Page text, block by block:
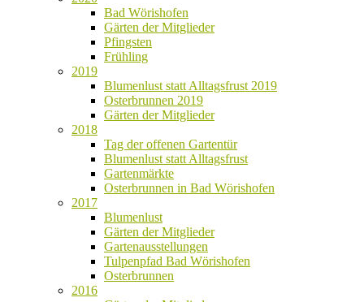
Bad Wörishofen
Gärten der Mitglieder
Pfingsten
Frühling
2019
Blumenlust statt Alltagsfrust 2019
Osterbrunnen 2019
Gärten der Mitglieder
2018
Tag der offenen Gartentür
Blumenlust statt Alltagsfrust
Gartenmärkte
Osterbrunnen in Bad Wörishofen
2017
Blumenlust
Gärten der Mitglieder
Gartenausstellungen
Tulpenpfad Bad Wörishofen
Osterbrunnen
2016